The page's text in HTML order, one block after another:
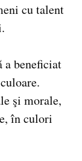
cu talent
a beneficiat
şi morale,
în culori